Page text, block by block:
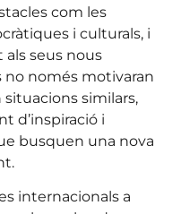
com les
i culturals, i
als seus nous
no només motivaran
similars,
d’inspiració i
busquen una nova
internacionals a